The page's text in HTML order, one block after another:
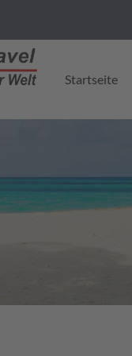
Startseite